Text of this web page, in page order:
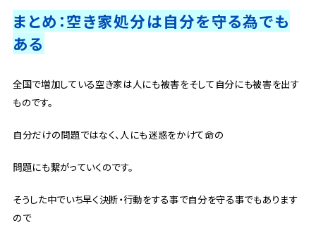
まとめ：空き家処分は自分を守る為でも
ある
全国で増加している空き家は人にも被害をそして自分にも被害を出す
ものです。
自分だけの問題ではなく、人にも迷惑をかけて命の
問題にも繋がっていくのです。
そうした中でいち早く決断・行動をする事で自分を守る事でもあります
ので